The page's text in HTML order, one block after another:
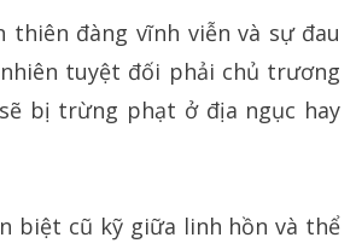
đàng vĩnh viễn và sự đau
tuyệt đối phải chủ trương
bị trừng phạt ở địa ngục hay
biệt cũ kỹ giữa linh hồn và thể